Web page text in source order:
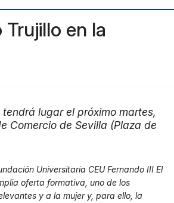
en la
lugar el próximo martes,
Comercio de Sevilla (Plaza de
Universitaria CEU Fernando III El
oferta formativa, uno de los
y a la mujer y, para ello, la